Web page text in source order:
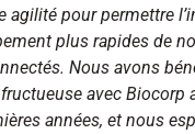
agilité pour permettre
plus rapides de
Nous avons
avec Biocorp
années, et nous